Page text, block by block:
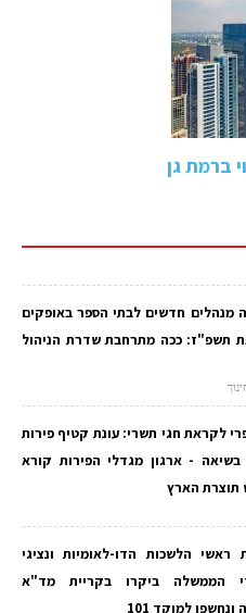
ברמת גן
מנהלים חדשים לבתי הספר באופקים
תשפ"ז: ככה מתרחבת שדרת הניהול
לקראת חגי תשרי: עונת קטיף פירות
בשיאה - ארגון מגדלי הפירות קורא
תוצרת הארץ
ראשי הלשכות הדו-לאומיות ונציגי
הממשלה ביקרו בקריית מד"א
למוקד 101